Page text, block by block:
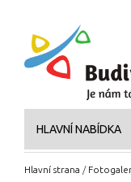
HLAVNÍ NABÍDKA
Hlavní strana /